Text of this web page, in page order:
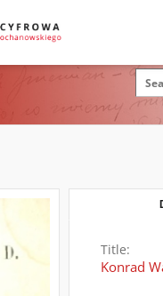
Title:
Konrad